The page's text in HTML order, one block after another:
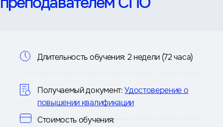
Информация
о
курсе
Длительность обучения: 2 недели (72 часа)
Получаемый документ: Удостоверение о
повышении квалификации
Стоимость обучения: